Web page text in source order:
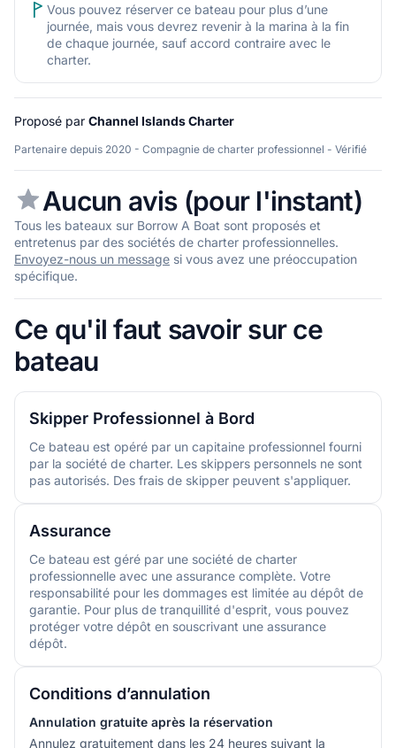
Vous pouvez réserver ce bateau pour plus d’une
journée, mais vous devrez revenir à la marina à la fin
de chaque journée, sauf accord contraire avec le
charter.
Proposé par Channel Islands Charter
Partenaire depuis 2020 - Compagnie de charter professionnel - Vérifié
Aucun avis (pour l'instant)
Tous les bateaux sur Borrow A Boat sont proposés et
entretenus par des sociétés de charter professionnelles.
Envoyez-nous un message si vous avez une préoccupation
spécifique.
Ce qu'il faut savoir sur ce
bateau
Skipper Professionnel à Bord
Ce bateau est opéré par un capitaine professionnel fourni
par la société de charter. Les skippers personnels ne sont
pas autorisés. Des frais de skipper peuvent s'appliquer.
Assurance
Ce bateau est géré par une société de charter
professionnelle avec une assurance complète. Votre
responsabilité pour les dommages est limitée au dépôt de
garantie. Pour plus de tranquillité d'esprit, vous pouvez
protéger votre dépôt en souscrivant une assurance
dépôt.
Conditions d’annulation
Annulation gratuite après la réservation
Annulez gratuitement dans les 24 heures suivant la